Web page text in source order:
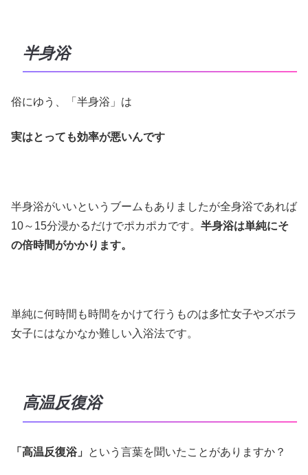
半身浴
俗にゆう、「半身浴」は
実はとっても効率が悪いんです
半身浴がいいというブームもありましたが全身浴であれば
10～15分浸かるだけでポカポカです。 半身浴は単純にそ
の倍時間がかかります。
単純に何時間も時間をかけて行うものは多忙女子やズボラ
女子にはなかなか難しい入浴法です。
高温反復浴
「高温反復浴」 という言葉を聞いたことがありますか？